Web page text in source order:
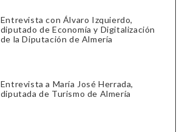
Entrevista con Álvaro Izquierdo,
diputado de Economía y Digitalización
de la Diputación de Almería
Entrevista a María José Herrada,
diputada de Turismo de Almería